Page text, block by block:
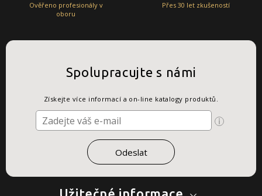
Ověřeno profesionály v
oboru
Přes 30 let zkušeností
Spolupracujte s námi
Získejte více informací a on-line katalogy produktů.